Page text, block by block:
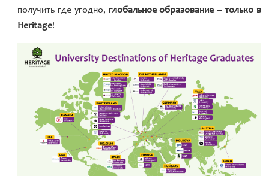
получить где угодно, глобальное образование – только в
Heritage!